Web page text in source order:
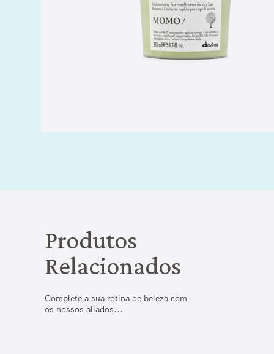
Produtos
Relacionados
Complete a sua rotina de beleza com
os nossos aliados...